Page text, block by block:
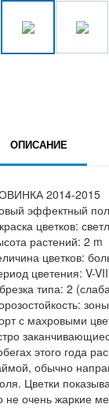
ОПИСАНИЕ
2014-2015
эффектный
цветков:
растений: 2 m
цветков:
цветения: V-
типа: 2
с махровыми
этого года
обычно
Цветки
не очень жаркие